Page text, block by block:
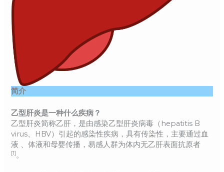
简介
乙型肝炎是一种什么疾病？
乙型肝炎简称乙肝，是由感染乙型肝炎病毒（hepatitis B
virus、HBV）引起的感染性疾病，具有传染性，主要通过血
液 、体液和母婴传播，易感人群为体内无乙肝表面抗原者
[1]。